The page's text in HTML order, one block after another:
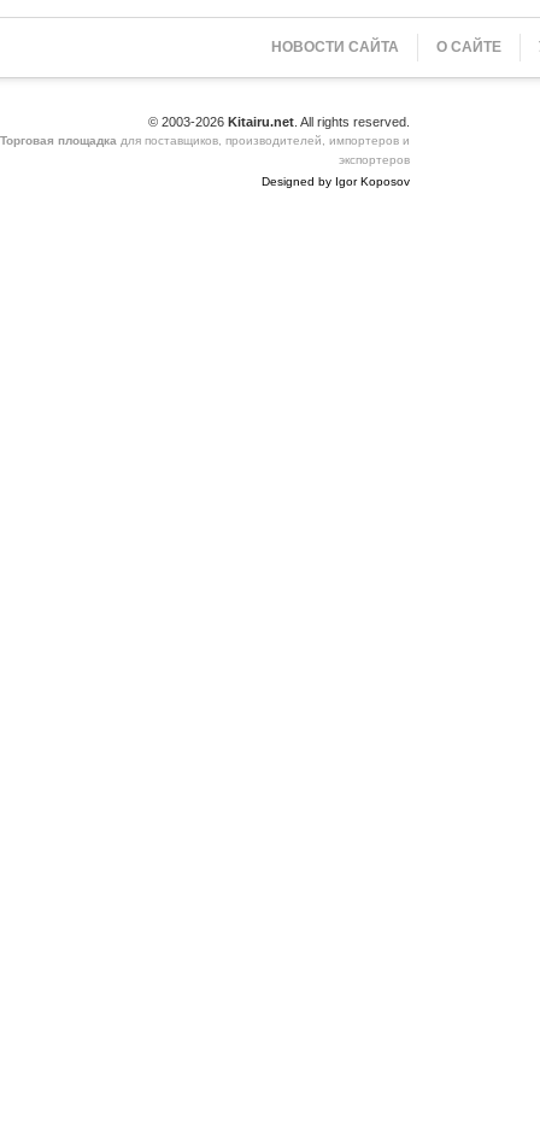
НОВОСТИ САЙТА О САЙТЕ
© 2003-2026 Kitairu.net . All rights reserved.
Торговая площадка для поставщиков, производителей, импортеров и
экспортеров
Designed by Igor Koposov